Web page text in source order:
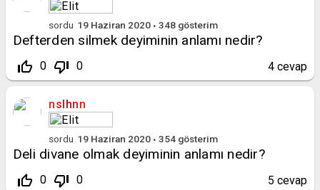
sordu 19 Haziran 2020 348 gösterim
Defterden silmek deyiminin anlamı nedir?
thumb_up_off_alt 0 thumb_down_off_alt 0 4 cevap
nslhnn
sordu 19 Haziran 2020 354 gösterim
Deli divane olmak deyiminin anlamı nedir?
thumb_up_off_alt 0 thumb_down_off_alt 0 5 cevap